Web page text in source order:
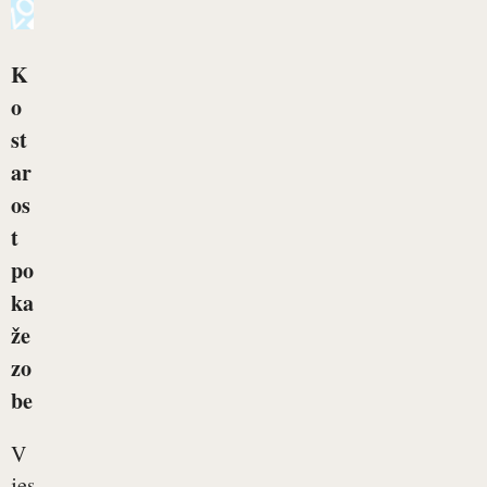
K
o
st
ar
os
t
po
ka
že
zo
be
V